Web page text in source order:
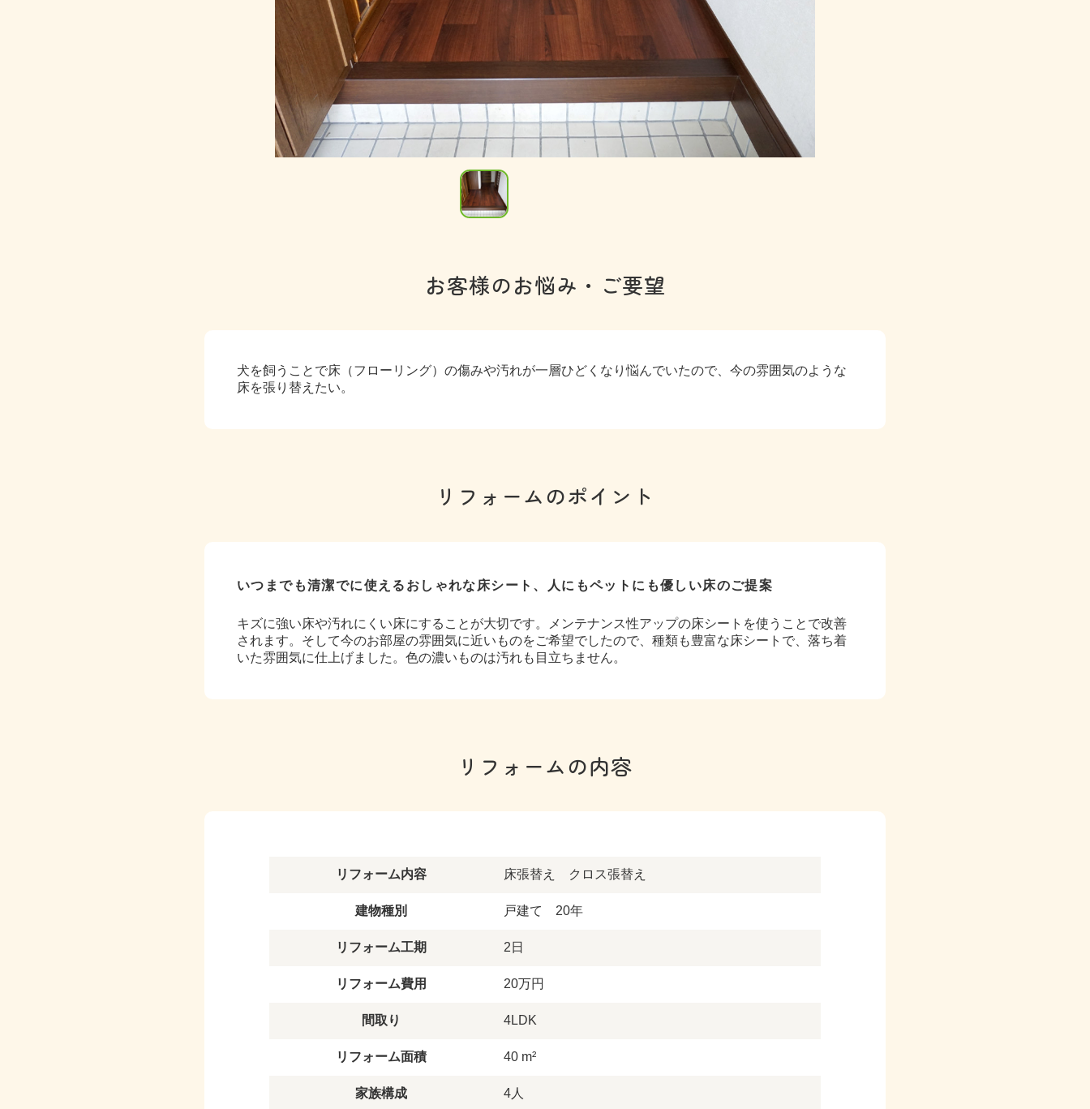
お客様のお悩み・ご要望
犬を飼うことで床（フローリング）の傷みや汚れが一層ひどくなり悩んでいたので、今の雰囲気のような
床を張り替えたい。
リフォームのポイント
いつまでも清潔でに使えるおしゃれな床シート、人にもペットにも優しい床のご提案
キズに強い床や汚れにくい床にすることが大切です。メンテナンス性アップの床シートを使うことで改善
されます。そして今のお部屋の雰囲気に近いものをご希望でしたので、種類も豊富な床シートで、落ち着
いた雰囲気に仕上げました。色の濃いものは汚れも目立ちません。
リフォームの内容
リフォーム内容 床張替え クロス張替え
建物種別 戸建て 20年
リフォーム工期 2日
リフォーム費用 20万円
間取り 4LDK
リフォーム面積 40 m²
家族構成 4人